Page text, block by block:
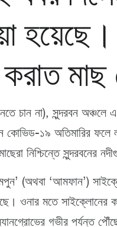
মাছ
চান না), সুন্দরবন
১৯ অতিমারির ফলে
নিশ্চিন্তে সুন্দরবনের
(অথবা ‘আমফান’)
ওনার মতে সাইক্লোনের
গভীর পর্যন্ত